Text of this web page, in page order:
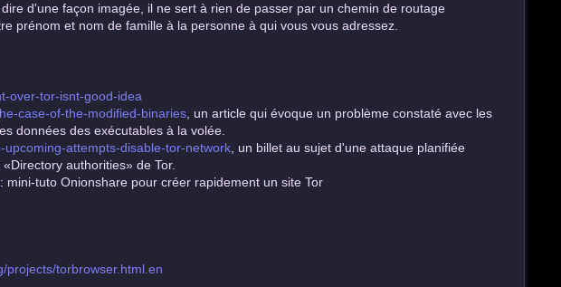
d'une façon imagée, il ne sert à rien de passer par un chemin de routage
prénom et nom de famille à la personne à qui vous vous adressez.
over-tor-isnt-good-idea
case-of-the-modified-binaries , un article qui évoque un problème constaté avec les
données des exécutables à la volée.
attempts-disable-tor-network , un billet au sujet d'une attaque planifiée
authorities» de Tor.
mini-tuto Onionshare pour créer rapidement un site Tor
projects/torbrowser.html.en